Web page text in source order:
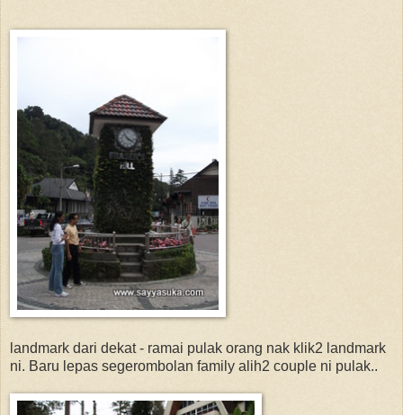
landmark dari dekat - ramai pulak orang nak klik2 landmark
ni. Baru lepas segerombolan family alih2 couple ni pulak..